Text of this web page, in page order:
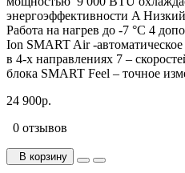
энергоэффективности A
Работа на нагрев до -7 °С 4
Ion SMART Air -
в 4-х направлениях 7 –
блока SMART Feel – точное
24 900р.
0 отзывов
В корзину